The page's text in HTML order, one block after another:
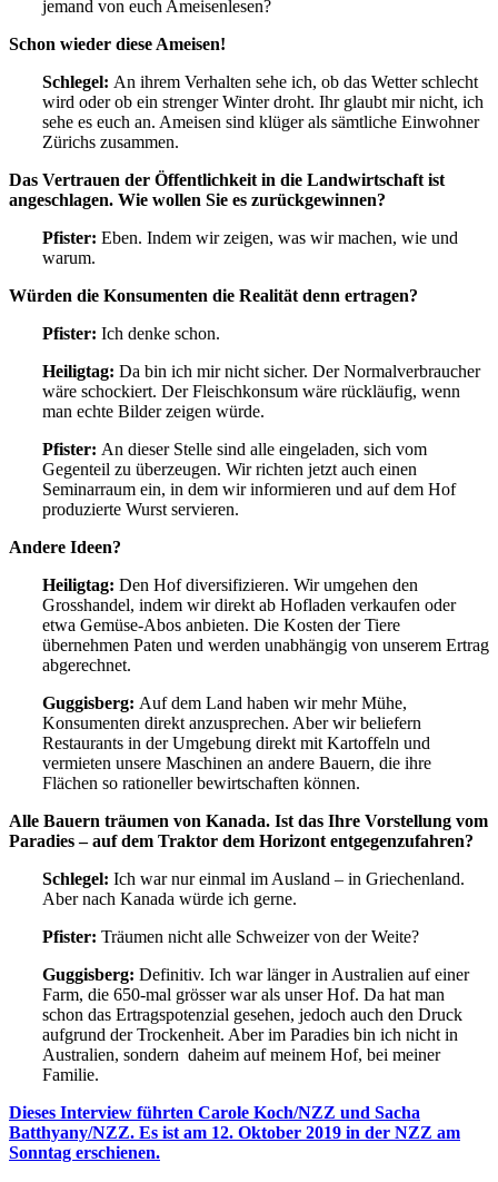
jemand von euch Ameisenlesen?
Schon wieder diese Ameisen!
Schlegel: An ihrem Verhalten sehe ich, ob das Wetter schlecht
wird oder ob ein strenger Winter droht. Ihr glaubt mir nicht, ich
sehe es euch an. Ameisen sind klüger als sämtliche Einwohner
Zürichs zusammen.
Das Vertrauen der Öffentlichkeit in die Landwirtschaft ist
angeschlagen. Wie wollen Sie es zurückgewinnen?
Pfister: Eben. Indem wir zeigen, was wir machen, wie und
warum.
Würden die Konsumenten die Realität denn ertragen?
Pfister: Ich denke schon.
Heiligtag: Da bin ich mir nicht sicher. Der Normalverbraucher
wäre schockiert. Der Fleischkonsum wäre rückläufig, wenn
man echte Bilder zeigen würde.
Pfister: An dieser Stelle sind alle eingeladen, sich vom
Gegenteil zu überzeugen. Wir richten jetzt auch einen
Seminarraum ein, in dem wir informieren und auf dem Hof
produzierte Wurst servieren.
Andere Ideen?
Heiligtag: Den Hof diversifizieren. Wir umgehen den
Grosshandel, indem wir direkt ab Hofladen verkaufen oder
etwa Gemüse-Abos anbieten. Die Kosten der Tiere
übernehmen Paten und werden unabhängig von unserem Ertrag
abgerechnet.
Guggisberg: Auf dem Land haben wir mehr Mühe,
Konsumenten direkt anzusprechen. Aber wir beliefern
Restaurants in der Umgebung direkt mit Kartoffeln und
vermieten unsere Maschinen an andere Bauern, die ihre
Flächen so rationeller bewirtschaften können.
Alle Bauern träumen von Kanada. Ist das Ihre Vorstellung vom
Paradies – auf dem Traktor dem Horizont entgegenzufahren?
Schlegel: Ich war nur einmal im Ausland – in Griechenland.
Aber nach Kanada würde ich gerne.
Pfister: Träumen nicht alle Schweizer von der Weite?
Guggisberg: Definitiv. Ich war länger in Australien auf einer
Farm, die 650-mal grösser war als unser Hof. Da hat man
schon das Ertragspotenzial gesehen, jedoch auch den Druck
aufgrund der Trockenheit. Aber im Paradies bin ich nicht in
Australien, sondern daheim auf meinem Hof, bei meiner
Familie.
Dieses Interview führten Carole Koch/NZZ und Sacha
Batthyany/NZZ. Es ist am 12. Oktober 2019 in der NZZ am
Sonntag erschienen.